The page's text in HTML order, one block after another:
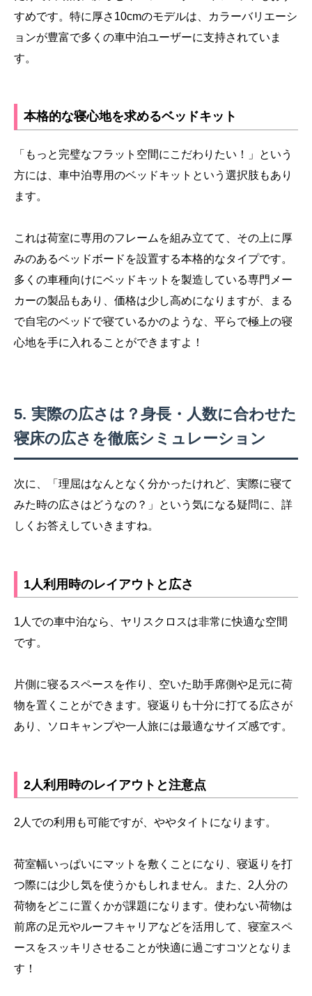
すめです。特に厚さ10cmのモデルは、カラーバリエーシ
ョンが豊富で多くの車中泊ユーザーに支持されていま
す。
本格的な寝心地を求めるベッドキット
「もっと完璧なフラット空間にこだわりたい！」という
方には、車中泊専用のベッドキットという選択肢もあり
ます。
これは荷室に専用のフレームを組み立てて、その上に厚
みのあるベッドボードを設置する本格的なタイプです。
多くの車種向けにベッドキットを製造している専門メー
カーの製品もあり、価格は少し高めになりますが、まる
で自宅のベッドで寝ているかのような、平らで極上の寝
心地を手に入れることができますよ！
実際の広さは？身長・人数に合わせた
寝床の広さを徹底シミュレーション
次に、「理屈はなんとなく分かったけれど、実際に寝て
みた時の広さはどうなの？」という気になる疑問に、詳
しくお答えしていきますね。
1人利用時のレイアウトと広さ
1人での車中泊なら、ヤリスクロスは非常に快適な空間
です。
片側に寝るスペースを作り、空いた助手席側や足元に荷
物を置くことができます。寝返りも十分に打てる広さが
あり、ソロキャンプや一人旅には最適なサイズ感です。
2人利用時のレイアウトと注意点
2人での利用も可能ですが、ややタイトになります。
荷室幅いっぱいにマットを敷くことになり、寝返りを打
つ際には少し気を使うかもしれません。また、2人分の
荷物をどこに置くかが課題になります。使わない荷物は
前席の足元やルーフキャリアなどを活用して、寝室スペ
ースをスッキリさせることが快適に過ごすコツとなりま
す！